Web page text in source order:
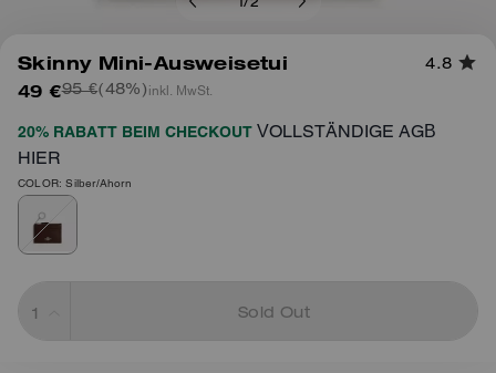
/2
Skinny Mini-Ausweisetui 4.8
49 €95 €(48%) inkl. MwSt.
20% RABATT BEIM CHECKOUT VOLLSTÄNDIGE AGB
HIER
COLOR: Silber/Ahorn
Sold Out